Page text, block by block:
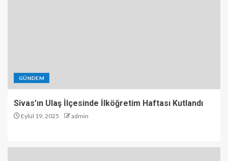
GÜNDEM
Sivas’ın Ulaş İlçesinde İlköğretim Haftası Kutlandı
Eylül 19, 2025 admin